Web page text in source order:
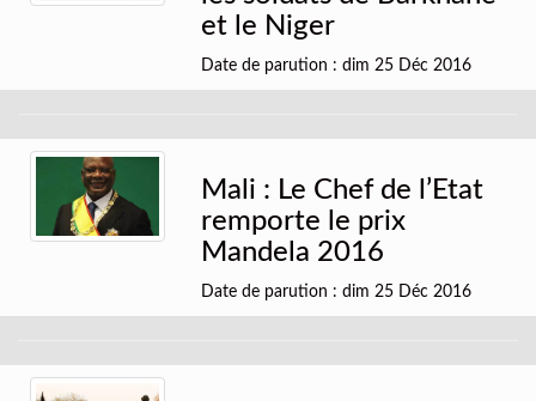
et le Niger
Date de parution : dim 25 Déc 2016
Mali : Le Chef de l’Etat
remporte le prix
Mandela 2016
Date de parution : dim 25 Déc 2016